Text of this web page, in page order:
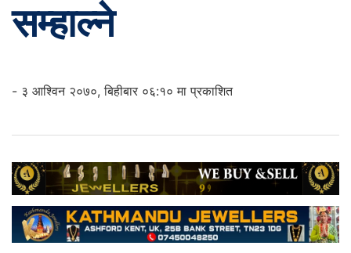
सम्हाल्ने
- ३ आश्विन २०७०, बिहीबार ०६:१० मा प्रकाशित